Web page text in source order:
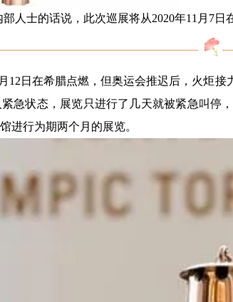
人士的话说，此次巡展将从2020年11月7
12日在希腊点燃，但奥运会推迟后，火炬
急状态，展览只进行了几天就被紧急叫停
进行为期两个月的展览。